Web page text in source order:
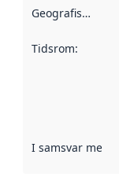
Geografisk område
Tidsrom:
I samsvar med